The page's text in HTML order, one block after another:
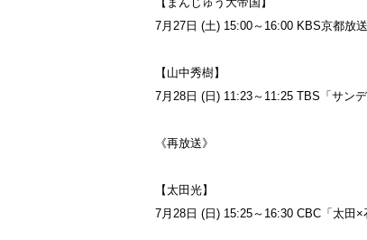
7月27日 (土) 15:00～16:00 KBS京都放
【山中秀樹】
7月28日 (日) 11:23～11:25 TBS「サン
《再放送》
【太田光】
7月28日 (日) 15:25～16:30 CBC「太田